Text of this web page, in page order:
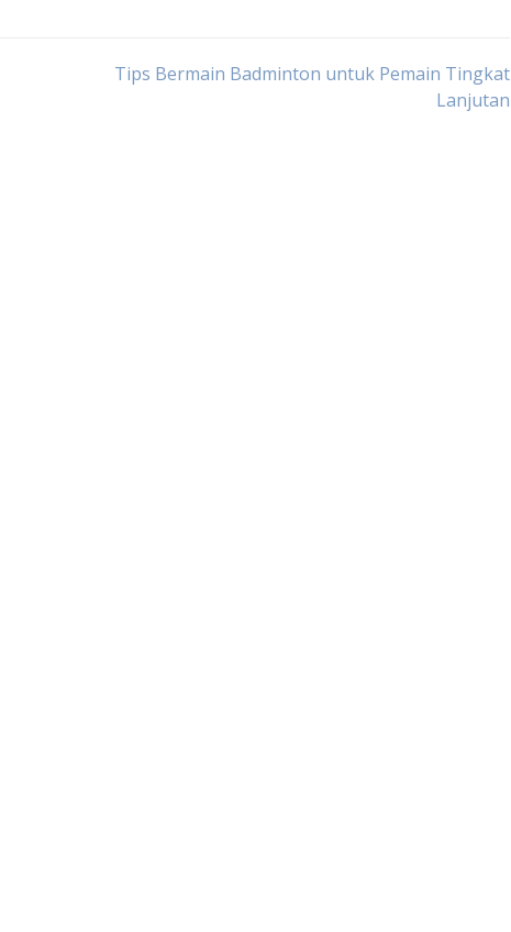
Tips Bermain Badminton untuk Pemain Tingkat
Lanjutan